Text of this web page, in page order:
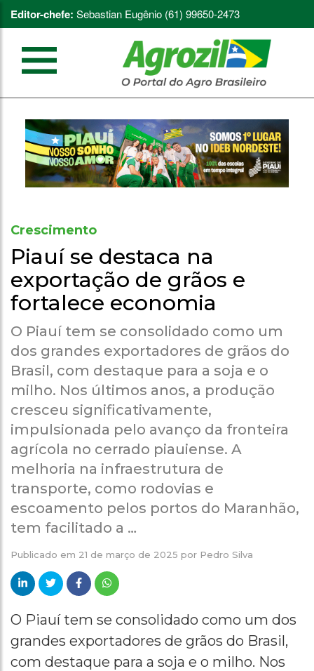
Editor-chefe: Sebastian Eugênio (61) 99650-2473
Crescimento
Piauí se destaca na
exportação de grãos e
fortalece economia
O Piauí tem se consolidado como um
dos grandes exportadores de grãos do
Brasil, com destaque para a soja e o
milho. Nos últimos anos, a produção
cresceu significativamente,
impulsionada pelo avanço da fronteira
agrícola no cerrado piauiense. A
melhoria na infraestrutura de
transporte, como rodovias e
escoamento pelos portos do Maranhão,
tem facilitado a …
Publicado em 21 de março de 2025 por Pedro Silva
O Piauí tem se consolidado como um dos
grandes exportadores de grãos do Brasil,
com destaque para a soja e o milho. Nos